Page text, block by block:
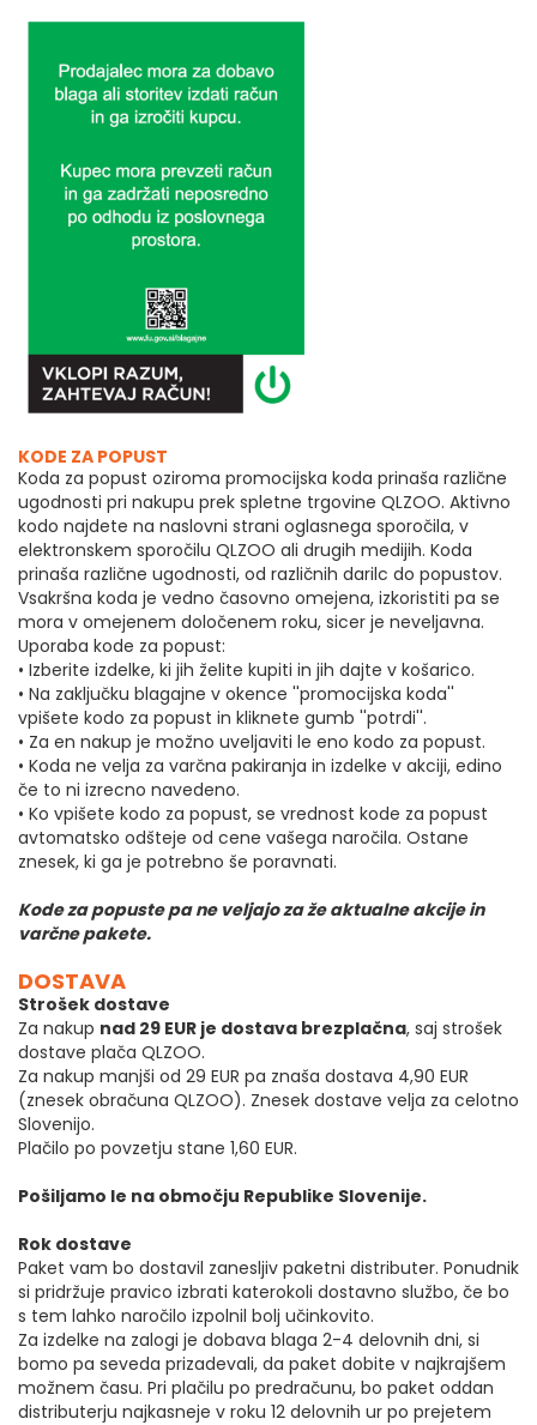
KODE ZA POPUST
Koda za popust oziroma promocijska koda prinaša različne
ugodnosti pri nakupu prek spletne trgovine QLZOO. Aktivno
kodo najdete na naslovni strani oglasnega sporočila, v
elektronskem sporočilu QLZOO ali drugih medijih. Koda
prinaša različne ugodnosti, od različnih darilc do popustov.
Vsakršna koda je vedno časovno omejena, izkoristiti pa se
mora v omejenem določenem roku, sicer je neveljavna.
Uporaba kode za popust:
• Izberite izdelke, ki jih želite kupiti in jih dajte v košarico.
• Na zaključku blagajne v okence ''promocijska koda''
vpišete kodo za popust in kliknete gumb ''potrdi''.
• Za en nakup je možno uveljaviti le eno kodo za popust.
• Koda ne velja za varčna pakiranja in izdelke v akciji, edino
če to ni izrecno navedeno.
• Ko vpišete kodo za popust, se vrednost kode za popust
avtomatsko odšteje od cene vašega naročila. Ostane
znesek, ki ga je potrebno še poravnati.
Kode za popuste pa ne veljajo za že aktualne akcije in
varčne pakete.
DOSTAVA
Strošek dostave
Za nakup nad 29 EUR je dostava brezplačna, saj strošek
dostave plača QLZOO.
Za nakup manjši od 29 EUR pa znaša dostava 4,90 EUR
(znesek obračuna QLZOO). Znesek dostave velja za celotno
Slovenijo.
Plačilo po povzetju stane 1,60 EUR.
Pošiljamo le na območju Republike Slovenije.
Rok dostave
Paket vam bo dostavil zanesljiv paketni distributer. Ponudnik
si pridržuje pravico izbrati katerokoli dostavno službo, če bo
s tem lahko naročilo izpolnil bolj učinkovito.
Za izdelke na zalogi je dobava blaga 2-4 delovnih dni, si
bomo pa seveda prizadevali, da paket dobite v najkrajšem
možnem času. Pri plačilu po predračunu, bo paket oddan
distributerju najkasneje v roku 12 delovnih ur po prejetem